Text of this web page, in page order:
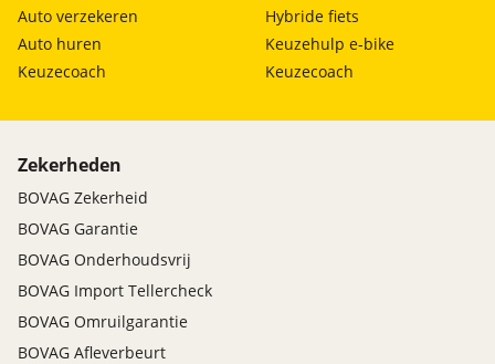
Auto verzekeren
Auto huren
Keuzecoach
Hybride fiets
Keuzehulp e-bike
Keuzecoach
Zekerheden
BOVAG Zekerheid
BOVAG Garantie
BOVAG Onderhoudsvrij
BOVAG Import Tellercheck
BOVAG Omruilgarantie
BOVAG Afleverbeurt